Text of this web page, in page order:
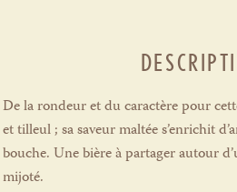
De la rondeur et du caractère pour
et tilleul ; sa saveur maltée s’enrichit
bouche. Une bière à partager autour
mijoté.